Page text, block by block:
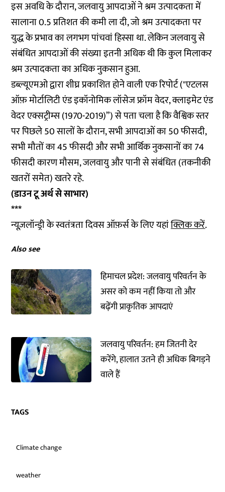
इस अवधि के दौरान, जलवायु आपदाओं ने श्रम उत्पादकता में
सालाना 0.5 प्रतिशत की कमी ला दी, जो श्रम उत्पादकता पर
युद्ध के प्रभाव का लगभग पांचवां हिस्सा था. लेकिन जलवायु से
संबंधित आपदाओं की संख्या इतनी अधिक थी कि कुल मिलाकर
श्रम उत्पादकता का अधिक नुकसान हुआ.
डब्ल्यूएमओ द्वारा शीघ्र प्रकाशित होने वाली एक रिपोर्ट ("एटलस
ऑफ़ मोर्टालिटी एंड इकॉनोमिक लॉसेज फ्रॉम वेदर, क्लाइमेट एंड
वेदर एक्सट्रीम्स (1970-2019)”) से पता चला है कि वैश्विक स्तर
पर पिछले 50 सालों के दौरान, सभी आपदाओं का 50 फीसदी,
सभी मौतों का 45 फीसदी और सभी आर्थिक नुकसानों का 74
फीसदी कारण मौसम, जलवायु और पानी से संबंधित (तकनीकी
खतरों समेत) खतरे रहे.
(डाउन टू अर्थ से साभार)
***
न्यूज़लॉन्ड्री के स्वतंत्रता दिवस ऑफ़र्स के लिए यहांक्लिक करें.
Also see
हिमाचल प्रदेश: जलवायु परिवर्तन के
असर को कम नहीं किया तो और
बढ़ेंगी प्राकृतिक आपदाएं
जलवायु परिवर्तन: हम जितनी देर
करेंगे, हालात उतने ही अधिक बिगड़ने
वाले हैं
TAGS
Climate change
weather